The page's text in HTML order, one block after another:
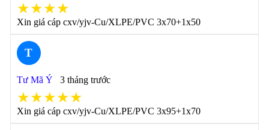
★★★★
Xin giá cáp cxv/yjv-Cu/XLPE/PVC 3x70+1x50
T
Tư Mã Ý 3 tháng trước
★★★★★
Xin giá cáp cxv/yjv-Cu/XLPE/PVC 3x95+1x70